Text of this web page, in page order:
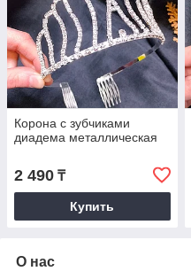
Корона с зубчиками
диадема металлическая
2 490 ₸
Купить
О нас